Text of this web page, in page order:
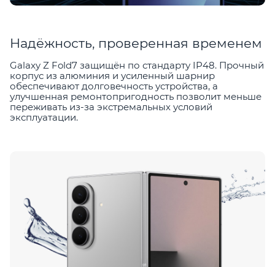
Надёжность, проверенная временем
Galaxy Z Fold7 защищён по стандарту IP48. Прочный
корпус из алюминия и усиленный шарнир
обеспечивают долговечность устройства, а
улучшенная ремонтопригодность позволит меньше
переживать из-за экстремальных условий
эксплуатации.